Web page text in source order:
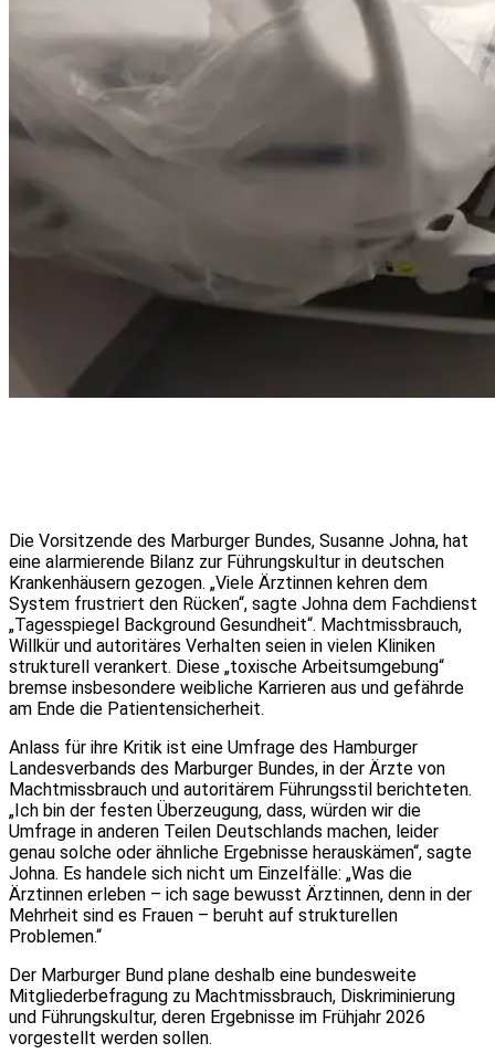
Die Vorsitzende des Marburger Bundes, Susanne Johna, hat
eine alarmierende Bilanz zur Führungskultur in deutschen
Krankenhäusern gezogen. „Viele Ärztinnen kehren dem
System frustriert den Rücken“, sagte Johna dem Fachdienst
„Tagesspiegel Background Gesundheit“. Machtmissbrauch,
Willkür und autoritäres Verhalten seien in vielen Kliniken
strukturell verankert. Diese „toxische Arbeitsumgebung“
bremse insbesondere weibliche Karrieren aus und gefährde
am Ende die Patientensicherheit.
Anlass für ihre Kritik ist eine Umfrage des Hamburger
Landesverbands des Marburger Bundes, in der Ärzte von
Machtmissbrauch und autoritärem Führungsstil berichteten.
„Ich bin der festen Überzeugung, dass, würden wir die
Umfrage in anderen Teilen Deutschlands machen, leider
genau solche oder ähnliche Ergebnisse herauskämen“, sagte
Johna. Es handele sich nicht um Einzelfälle: „Was die
Ärztinnen erleben – ich sage bewusst Ärztinnen, denn in der
Mehrheit sind es Frauen – beruht auf strukturellen
Problemen.“
Der Marburger Bund plane deshalb eine bundesweite
Mitgliederbefragung zu Machtmissbrauch, Diskriminierung
und Führungskultur, deren Ergebnisse im Frühjahr 2026
vorgestellt werden sollen.